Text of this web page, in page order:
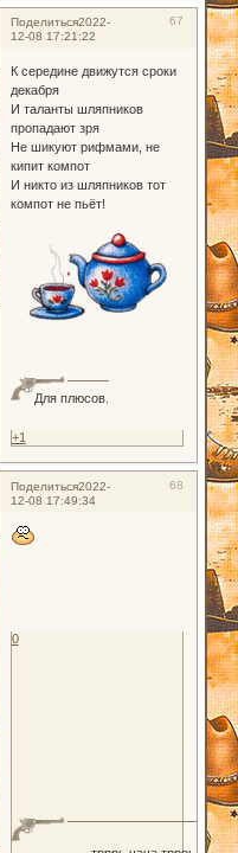
Поделиться 67
2022-
12-08 17:21:22
К середине движутся сроки
декабря
И таланты шляпников
пропадают зря
Не шикуют рифмами, не
кипит компот
И никто из шляпников тот
компот не пьёт!
Для плюсов.
+1
Поделиться 68
2022-
12-08 17:49:34
0